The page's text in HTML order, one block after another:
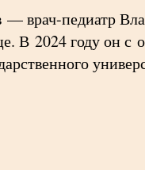
врач-педиатр
В 2024 году он